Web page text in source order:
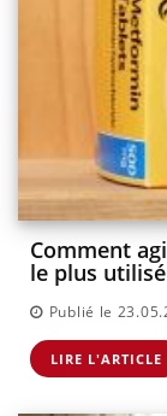
Comment
le plus
Publié le
LIRE L'ARTICLE